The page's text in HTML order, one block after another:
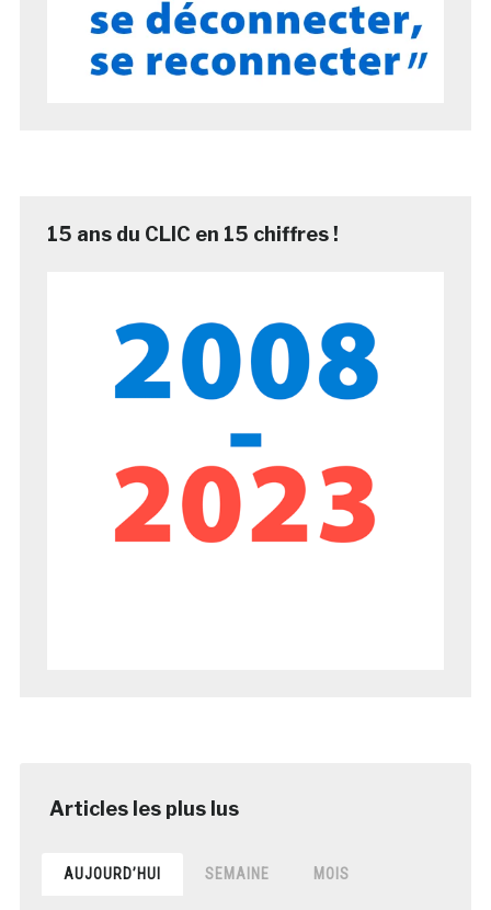
15 ans du CLIC en 15 chiffres !
AUJOURD’HUI SEMAINE MOIS